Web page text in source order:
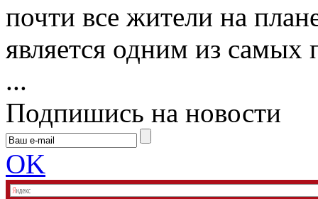
почти все жители на
является одним из самых
...
Подпишись на новости
OK